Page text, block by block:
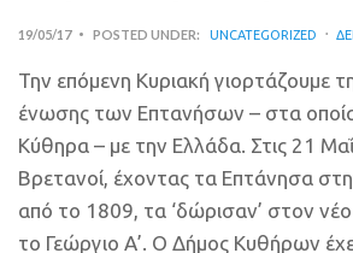
19/05/17 POSTED UNDER: UNCATEGORIZED
Την επόμενη Κυριακή γιορτάζουμε
ένωσης των Επτανήσων – στα
Κύθηρα – με την Ελλάδα. Στις 21
Βρετανοί, έχοντας τα Επτάνησα
από το 1809, τα ‘δώρισαν’ στον νέο
το Γεώργιο Α’. Ο Δήμος Κυθήρων